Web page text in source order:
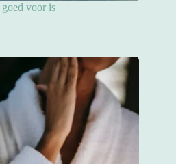
voor is